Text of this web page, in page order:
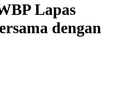
Lapas
dengan